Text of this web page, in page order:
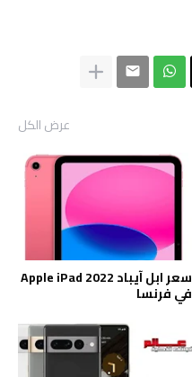
عرض الكل
سعر ابل آيباد Apple iPad 2022
في فرنسا